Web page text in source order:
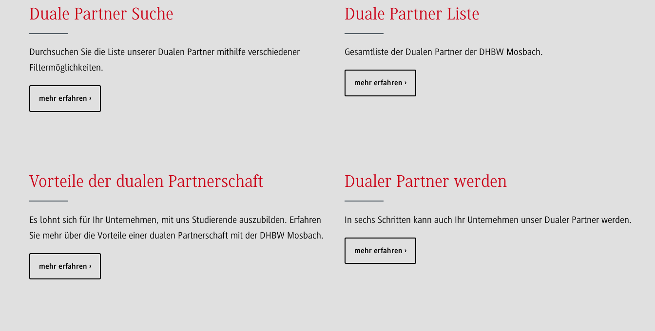
Duale Partner Suche
Durchsuchen Sie die Liste unserer Dualen Partner mithilfe verschiedener
Filtermöglichkeiten.
mehr erfahren
Duale Partner Liste
Gesamtliste der Dualen Partner der DHBW Mosbach.
mehr erfahren
Vorteile der dualen Partnerschaft
Es lohnt sich für Ihr Unternehmen, mit uns Studierende auszubilden. Erfahren
Sie mehr über die Vorteile einer dualen Partnerschaft mit der DHBW Mosbach.
mehr erfahren
Dualer Partner werden
In sechs Schritten kann auch Ihr Unternehmen unser Dualer Partner werden.
mehr erfahren